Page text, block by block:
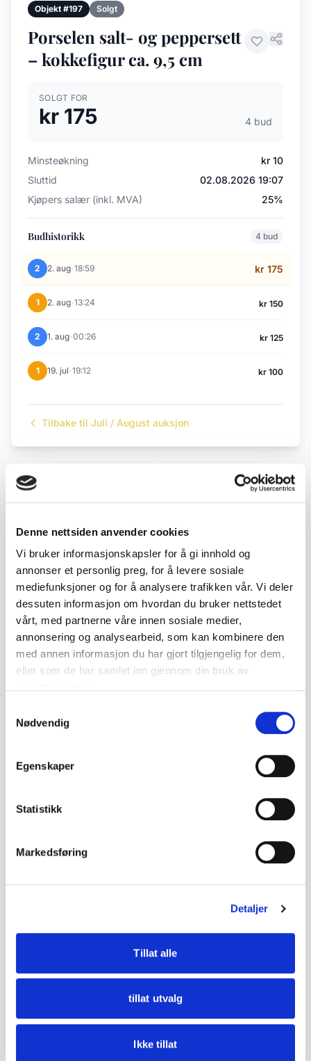
Denne nettsiden anvender cookies
Vi bruker informasjonskapsler for å gi innhold og
annonser et personlig preg, for å levere sosiale
mediefunksjoner og for å analysere trafikken vår. Vi deler
dessuten informasjon om hvordan du bruker nettstedet
vårt, med partnerne våre innen sosiale medier,
annonsering og analysearbeid, som kan kombinere den
med annen informasjon du har gjort tilgjengelig for dem,
eller som de har samlet inn gjennom din bruk av
Nødvendig
Egenskaper
Statistikk
Markedsføring
Detaljer
Tillat alle
tillat utvalg
Ikke tillat
Objekt #197 Solgt
Porselen salt- og peppersett
– kokkefigur ca. 9,5 cm
SOLGT FOR
kr 175 4 bud
Minsteøkning
kr 10
Sluttid
02.08.2026 19:07
Kjøpers salær (inkl. MVA)
25%
Budhistorikk 4 bud
2 2. aug·18:59 kr 175
1 2. aug·13:24 kr 150
2 1. aug·00:26 kr 125
1 19. jul·19:12 kr 100
Tilbake til Juli / August auksjon
Neste objekt →
Beskrivelse
Dekorativt salt- og peppersett i porselen
utformet som en kokk med brett.
• Kokkefigur i glasert porselen
• To uttakbare strøere formet som egg
• Praktisk og dekorativ bordpynt
• Mål:
God stand – noe aldersslitasje og lette